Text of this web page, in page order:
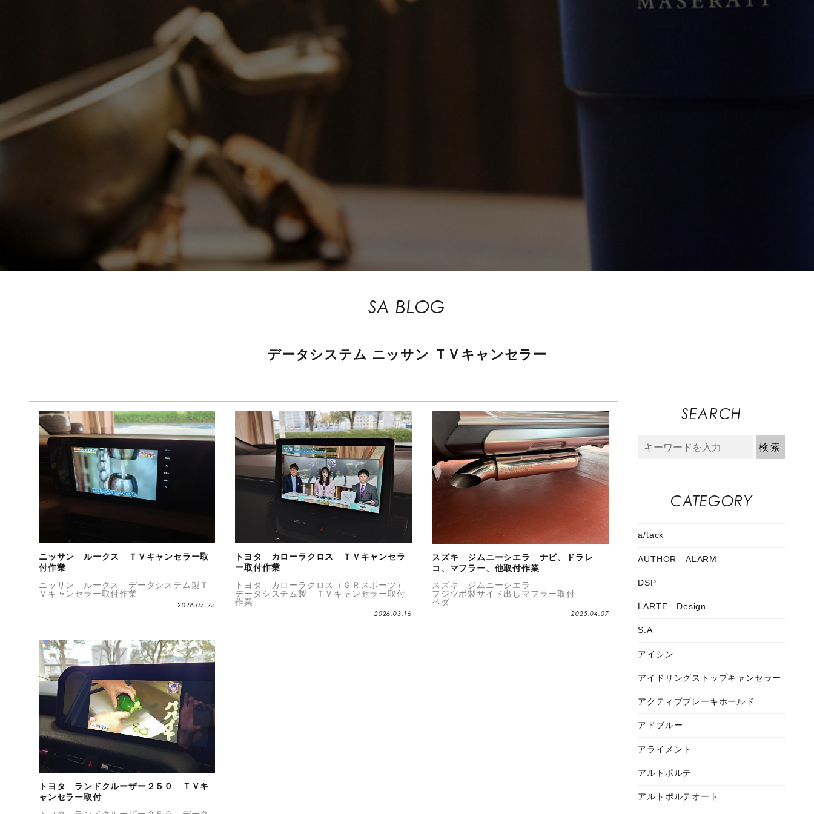
SA BLOG
データシステム ニッサン ＴＶキャンセラー
ニッサン ルークス ＴＶキャンセラー取
付作業
ニッサン ルークス データシステム製Ｔ
Ｖキャンセラー取付作業
2026.07.25
トヨタ カローラクロス ＴＶキャンセラ
ー取付作業
トヨタ カローラクロス（ＧＲスポーツ）
データシステム製 ＴＶキャンセラー取付
作業
2026.03.16
スズキ ジムニーシエラ ナビ、ドラレ
コ、マフラー、他取付作業
スズキ ジムニーシエラ
フジツボ製サイド出しマフラー取付
ペダ
2025.04.07
トヨタ ランドクルーザー２５０ ＴＶキ
ャンセラー取付
SEARCH
CATEGORY
a/tack
AUTHOR ALARM
DSP
LARTE Design
S.A
アイシン
アイドリングストップキャンセラー
アクティブブレーキホールド
アドブルー
アライメント
アルトポルテ
アルトポルテオート